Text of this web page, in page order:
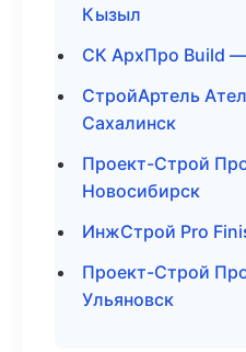
Кызыл
СК АрхПро Build
СтройАртель
Сахалинск
Проект-Строй
Новосибирск
ИнжСтрой Pro
Проект-Строй
Ульяновск